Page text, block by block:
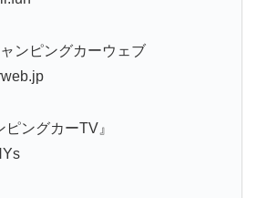
ンピングカーウェブ
ングカーTV』